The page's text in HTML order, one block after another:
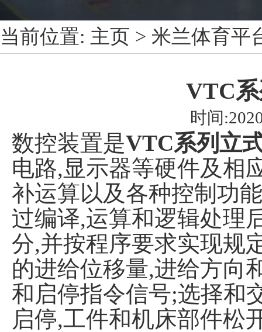
当前位置: 主页 > 米兰体育平
VTC
时间
数控装置是VTC系列立
电路,显示器等硬件及相
补运算以及各种控制功
过编译,运算和逻辑处理
分,并按程序要求实现规
的进给位移量,进给方向
和启停指令信号;选择和
启停,工件和机床部件松